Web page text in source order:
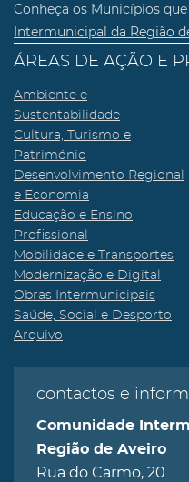
Conheça os Municípios
Intermunicipal da Região
ÁREAS DE AÇÃO E
Ambiente e
Sustentabilidade
Cultura, Turismo e
Património
Desenvolvimento Regional
e Economia
Educação e Ensino
Profissional
Mobilidade e Transportes
Modernização e Digital
Obras Intermunicipais
Saúde, Social e Desporto
Arquivo
contactos e
Comunidade
Região de Aveiro
Rua do Carmo, 20